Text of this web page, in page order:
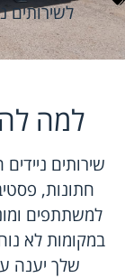
לשירותים
למה
שירותים
חתונות,
למשתתפים
במקומות לא
שלך יענה